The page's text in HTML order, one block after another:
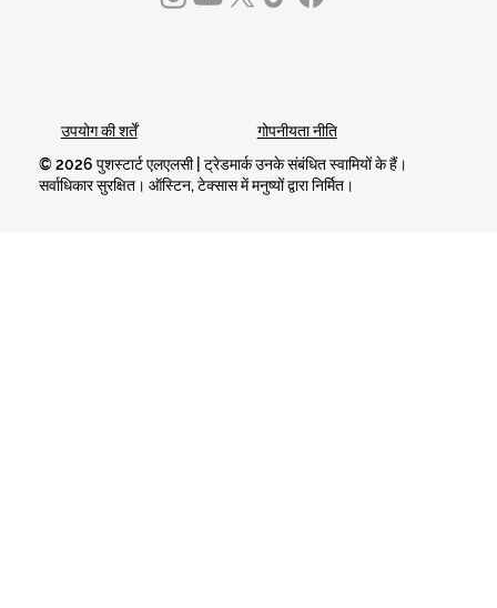
गोपनीयता नीति
उपयोग की शर्तें
© 2026 पुशस्टार्ट एलएलसी | ट्रेडमार्क उनके संबंधित स्वामियों के हैं।
सर्वाधिकार सुरक्षित। ऑस्टिन, टेक्सास में मनुष्यों द्वारा निर्मित।